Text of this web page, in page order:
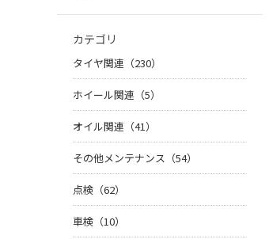
カテゴリ
タイヤ関連（230）
ホイール関連（5）
オイル関連（41）
その他メンテナンス（54）
点検（62）
車検（10）